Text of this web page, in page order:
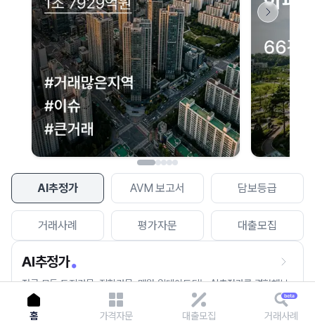
AI추정가 AVM 보고서 담보등급
거래사례 평가자문 대출모집
AI추정가
전국 모든 토지건물, 집합건물, 매월 업데이트되는 AI추정가를 경험해보
세요.
현재 네이버 지도 연결이 원활하지 않아 지도를 불러올 수 없습니다.
이용에 불편을 드려 죄송합니다.
다시 시도
홈 가격자문 대출모집 거래사례